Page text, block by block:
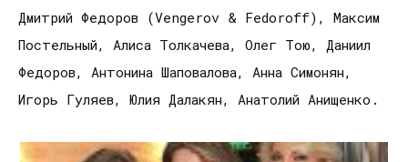
Дмитрий Федоров (Vengerov & Fedoroff), Максим
Постельный, Алиса Толкачева, Олег Тою, Даниил
Федоров, Антонина Шаповалова, Анна Симонян,
Игорь Гуляев, Юлия Далакян, Анатолий Анищенко.